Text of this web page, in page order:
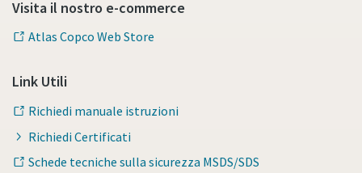
Visita il nostro e-commerce
Atlas Copco Web Store
Link Utili
Richiedi manuale istruzioni
Richiedi Certificati
Schede tecniche sulla sicurezza MSDS/SDS